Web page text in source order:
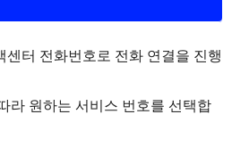
센터 전화번호로 전화 연결을 진행
라 원하는 서비스 번호를 선택합